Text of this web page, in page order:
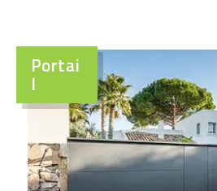
Portai
l